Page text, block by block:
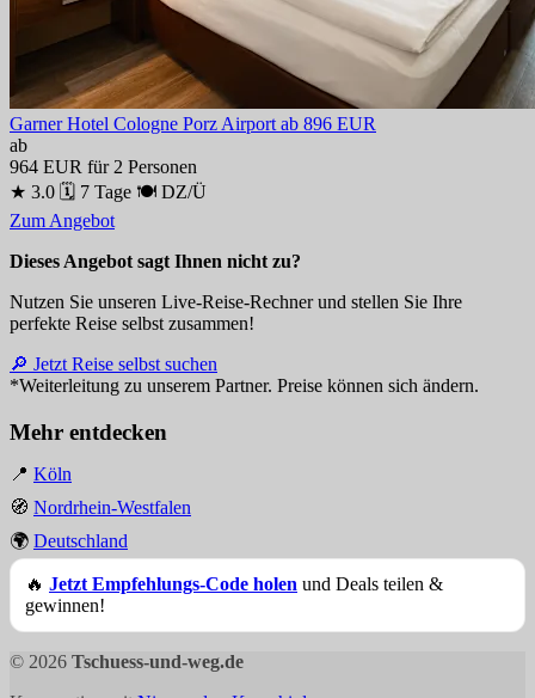
Garner Hotel Cologne Porz Airport ab 896 EUR
ab
964 EUR für 2 Personen
★ 3.0 🗓 7 Tage 🍽 DZ/Ü
Zum Angebot
Dieses Angebot sagt Ihnen nicht zu?
Nutzen Sie unseren Live-Reise-Rechner und stellen Sie Ihre
perfekte Reise selbst zusammen!
🔎 Jetzt Reise selbst suchen
*Weiterleitung zu unserem Partner. Preise können sich ändern.
Mehr entdecken
📍 Köln
🧭 Nordrhein-Westfalen
🌍 Deutschland
🔥 Jetzt Empfehlungs-Code holen und Deals teilen &
gewinnen!
© 2026 Tschuess-und-weg.de